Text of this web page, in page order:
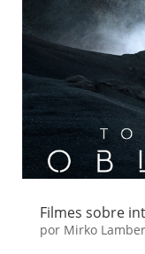
Filmes sobre
por Mirko